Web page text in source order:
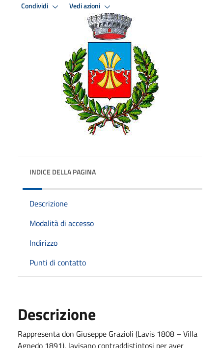
Condividi Vedi azioni
INDICE DELLA PAGINA
Descrizione
Modalità di accesso
Indirizzo
Punti di contatto
Descrizione
Rappresenta don Giuseppe Grazioli (Lavis 1808 – Villa
Agnedo 1891), lavisano contraddistintosi per aver